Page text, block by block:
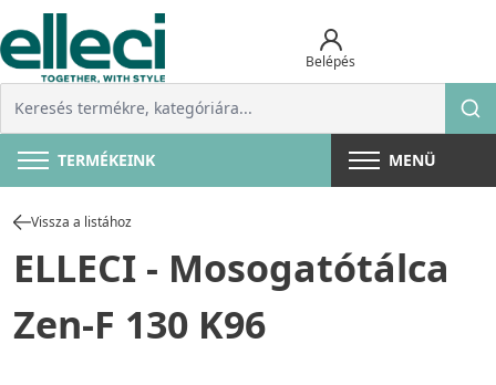
Belépés
TERMÉKEINK MENÜ
Vissza a listához
ELLECI - Mosogatótálca
Zen-F 130 K96